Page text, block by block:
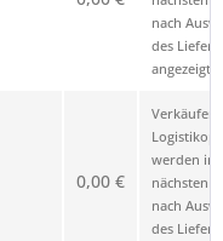
nach
des
angezeigt.
0,00 €
Verkäufer
werden im
nächsten
nach
des